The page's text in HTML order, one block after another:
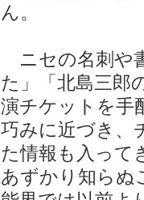
ん。
ニセの名刺や
た」「北島三郎
演チケットを手
巧みに近づき、
た情報も入って
あずかり知らぬ